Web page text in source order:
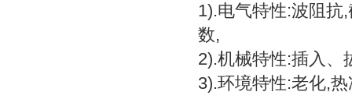
1).电气特性:波阻抗
数,
2).机械特性:插入、
3).环境特性:老化,